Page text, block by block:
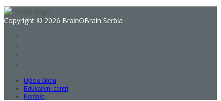
Copyright © 2026 BrainOBrain Serbia
Upis u školu
Edukativni centri
Kontakt